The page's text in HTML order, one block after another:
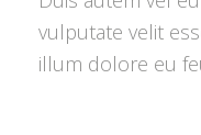
vulputate velit
illum dolore eu